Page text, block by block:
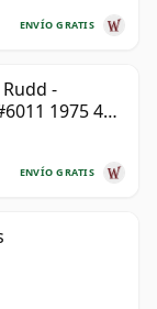
ENVÍO GRATIS
-
1975 45
ENVÍO GRATIS